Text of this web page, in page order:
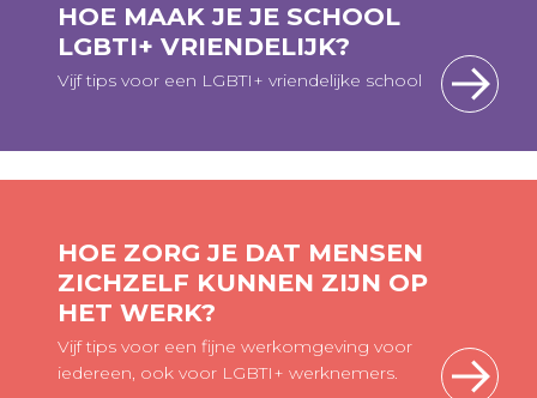
HOE MAAK JE JE SCHOOL
LGBTI+ VRIENDELIJK?
Vijf tips voor een LGBTI+ vriendelijke school
HOE ZORG JE DAT MENSEN
ZICHZELF KUNNEN ZIJN OP
HET WERK?
Vijf tips voor een fijne werkomgeving voor
iedereen, ook voor LGBTI+ werknemers.